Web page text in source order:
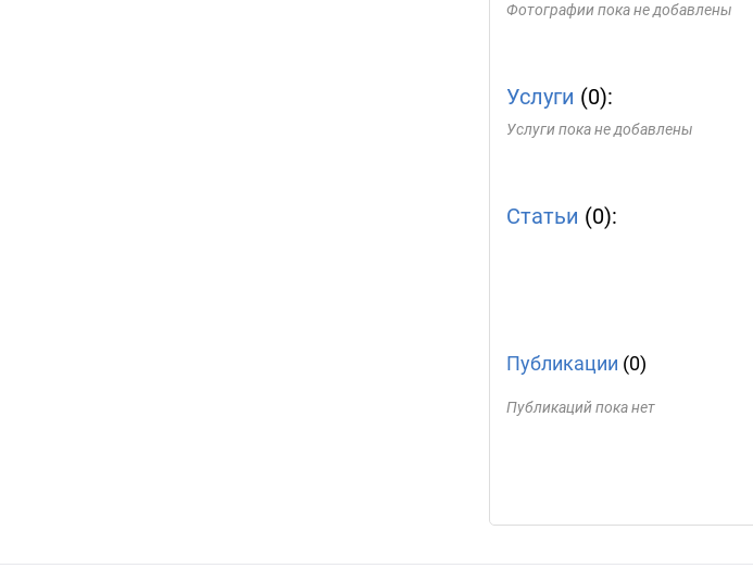
Фотографии пока не добавлены
Услуги (0):
Услуги пока не добавлены
Статьи (0):
Публикации (0)
Публикаций пока нет